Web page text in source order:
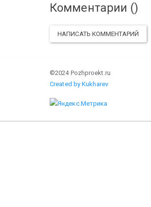
Комментарии ()
НАПИСАТЬ КОММЕНТАРИЙ
©2024 Pozhproekt.ru
Created by Kukharev